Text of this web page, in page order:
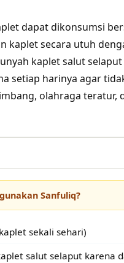
dapat dikonsumsi
kaplet secara utuh
kaplet salut
setiap harinya agar
olahraga
Sanfuliq?
sekali sehari)
salut selaput karena